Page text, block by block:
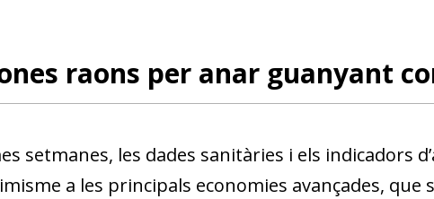
raons per anar guanyant
setmanes, les dades sanitàries i els indicadors
a les principals economies avançades, que